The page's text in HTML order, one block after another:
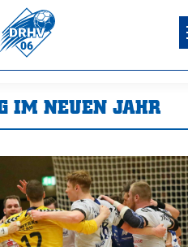
IM NEUEN JAHR